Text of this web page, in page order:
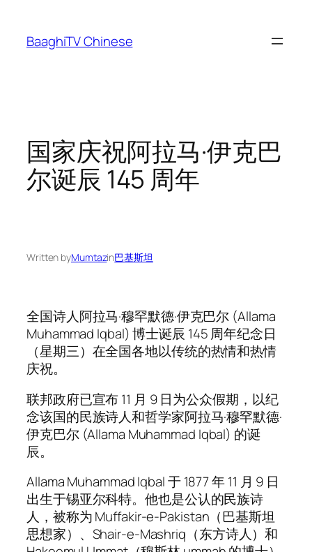
content
BaaghiTV Chinese
国家庆祝阿拉马·伊克巴
尔诞辰 145 周年
Written byMumtazin巴基斯坦
全国诗人阿拉马·穆罕默德·伊克巴尔 (Allama
Muhammad Iqbal) 博士诞辰 145 周年纪念日
（星期三）在全国各地以传统的热情和热情
庆祝。
联邦政府已宣布 11 月 9 日为公众假期，以纪
念该国的民族诗人和哲学家阿拉马·穆罕默德·
伊克巴尔 (Allama Muhammad Iqbal) 的诞
辰。
Allama Muhammad Iqbal 于 1877 年 11 月 9 日
出生于锡亚尔科特。他也是公认的民族诗
人，被称为 Muffakir-e-Pakistan（巴基斯坦
思想家）、Shair-e-Mashriq（东方诗人）和